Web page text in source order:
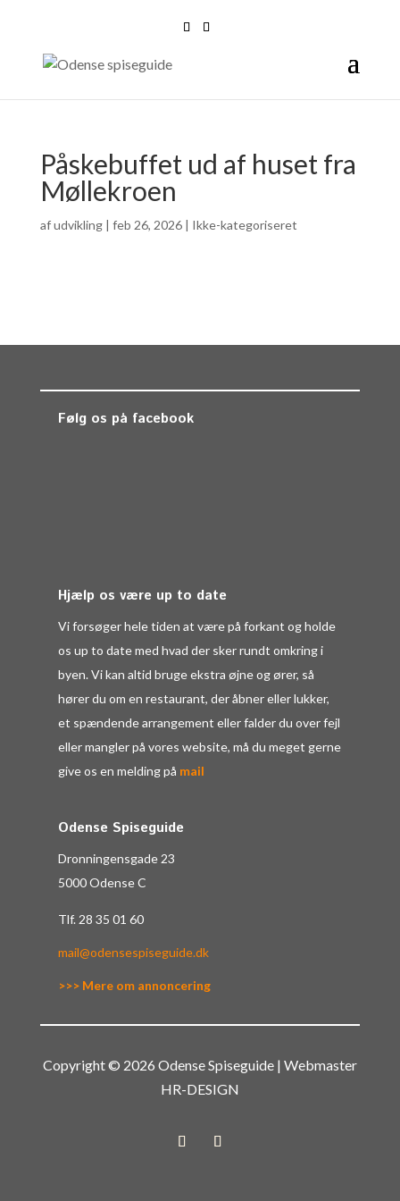
Påskebuffet ud af huset fra
Møllekroen
afudvikling| feb 26, 2026| Ikke-kategoriseret
Følg os på facebook
Hjælp os være up to date
Vi forsøger hele tiden at være på forkant og holde
os up to date med hvad der sker rundt omkring i
byen. Vi kan altid bruge ekstra øjne og ører, så
hører du om en restaurant, der åbner eller lukker,
et spændende arrangement eller falder du over fejl
eller mangler på vores website, må du meget gerne
give os en melding på mail
Odense Spiseguide
Dronningensgade 23
5000 Odense C
Tlf. 28 35 01 60
mail@odensespiseguide.dk
>>> Mere om annoncering
Copyright © 2026 Odense Spiseguide | Webmaster
HR-DESIGN